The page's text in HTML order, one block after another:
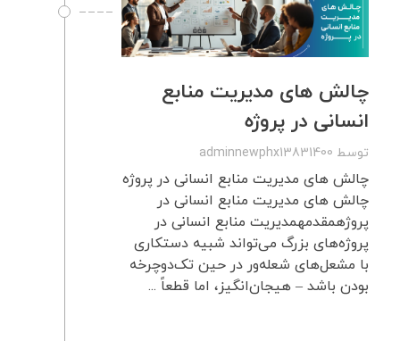
چالش های مدیریت منابع
انسانی در پروژه
توسط adminnewphx13831400
چالش های مدیریت منابع انسانی در پروژه
چالش های مدیریت منابع انسانی در
پروژهمقدمهمدیریت منابع انسانی در
پروژه‌های بزرگ می‌تواند شبیه دستکاری
با مشعل‌های شعله‌ور در حین تک‌دوچرخه
بودن باشد – هیجان‌انگیز، اما قطعاً ...